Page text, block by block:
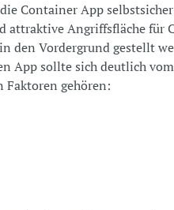
Container App
attraktive Angriffsfläche für
den Vordergrund gestellt
App sollte sich deutlich
Faktoren gehören: